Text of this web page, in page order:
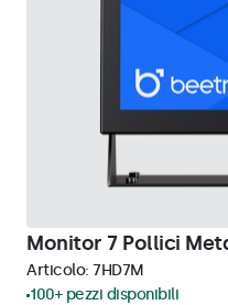
Monitor 7 Pollici
Articolo: 7HD7M
100+ pezzi disponibili